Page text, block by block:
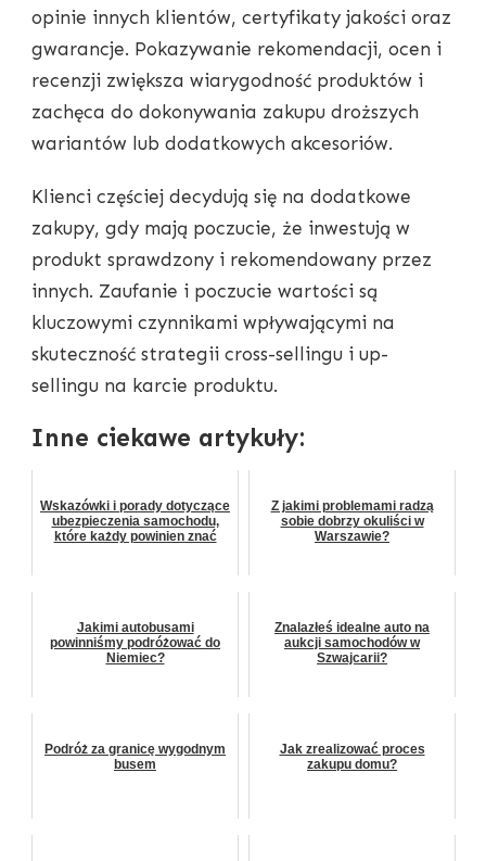
opinie innych klientów, certyfikaty jakości oraz
gwarancje. Pokazywanie rekomendacji, ocen i
recenzji zwiększa wiarygodność produktów i
zachęca do dokonywania zakupu droższych
wariantów lub dodatkowych akcesoriów.
Klienci częściej decydują się na dodatkowe
zakupy, gdy mają poczucie, że inwestują w
produkt sprawdzony i rekomendowany przez
innych. Zaufanie i poczucie wartości są
kluczowymi czynnikami wpływającymi na
skuteczność strategii cross-sellingu i up-
sellingu na karcie produktu.
Inne ciekawe artykuły:
Wskazówki i porady dotyczące
ubezpieczenia samochodu,
które każdy powinien znać
Z jakimi problemami radzą
sobie dobrzy okuliści w
Warszawie?
Jakimi autobusami
powinniśmy podróżować do
Niemiec?
Znalazłeś idealne auto na
aukcji samochodów w
Szwajcarii?
Podróż za granicę wygodnym
busem
Jak zrealizować proces
zakupu domu?